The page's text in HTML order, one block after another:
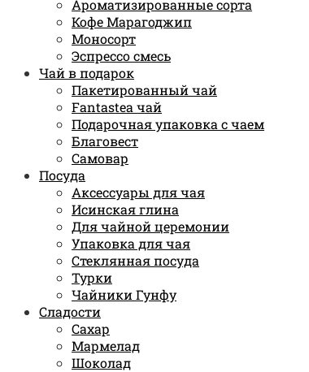
Ароматизированные сорта
Кофе Марагоджип
Моносорт
Эспрессо смесь
Чай в подарок
Пакетированный чай
Fantastea чай
Подарочная упаковка с чаем
Благовест
Самовар
Посуда
Аксессуары для чая
Исинская глина
Для чайной церемонии
Упаковка для чая
Стеклянная посуда
Турки
Чайники Гунфу
Сладости
Сахар
Мармелад
Шоколад